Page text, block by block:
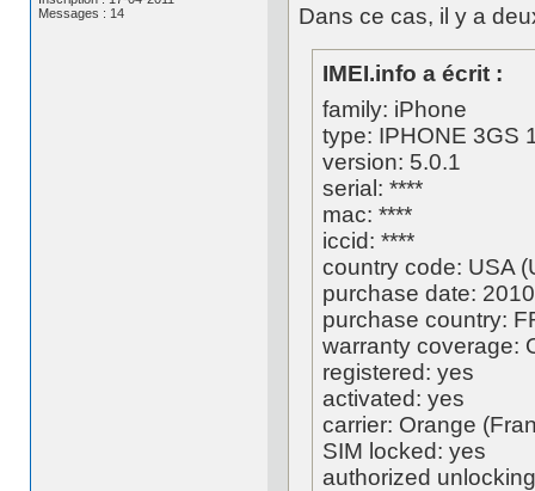
Messages : 14
Dans ce cas, il y a
IMEI.info a écrit :
family: iPhone
type: IPHONE 3GS
version: 5.0.1
serial: ****
mac: ****
iccid: ****
country code: USA
purchase date:
purchase country:
warranty coverage:
registered: yes
activated: yes
carrier: Orange
SIM locked: yes
authorized